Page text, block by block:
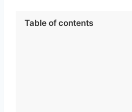
Table of contents